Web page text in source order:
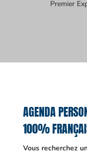
Premier
AGENDA
100%
Vous recherchez